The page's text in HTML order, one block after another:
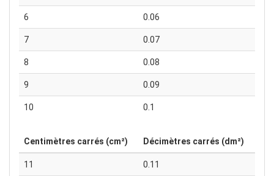
6 0.06
7 0.07
8 0.08
9 0.09
10 0.1
Centimètres carrés (cm²) Décimètres carrés (dm²)
11 0.11